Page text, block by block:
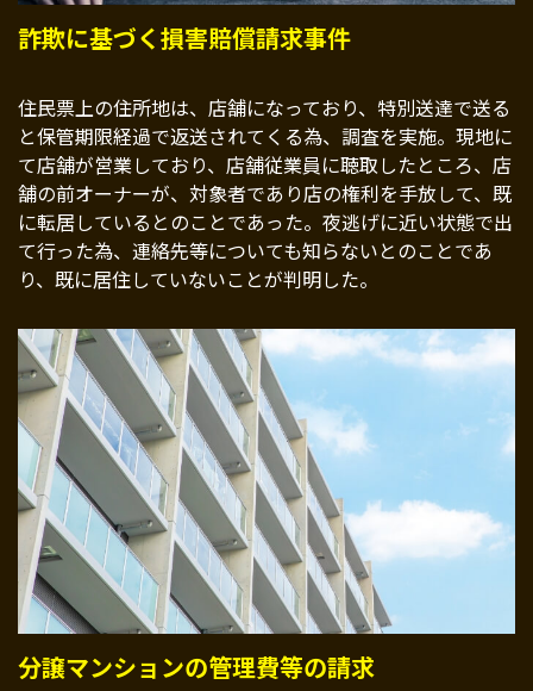
詐欺に基づく損害賠償請求事件
住民票上の住所地は、店舗になっており、特別送達で送る
と保管期限経過で返送されてくる為、調査を実施。現地に
て店舗が営業しており、店舗従業員に聴取したところ、店
舗の前オーナーが、対象者であり店の権利を手放して、既
に転居しているとのことであった。夜逃げに近い状態で出
て行った為、連絡先等についても知らないとのことであ
り、既に居住していないことが判明した。
分譲マンションの管理費等の請求